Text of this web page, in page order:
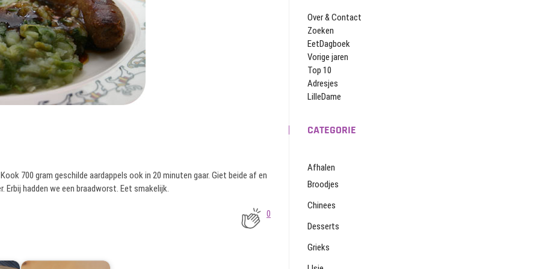
700 gram geschilde aardappels ook in 20 minuten gaar. Giet beide af en
hadden we een braadworst. Eet smakelijk.
0
Over & Contact
Zoeken
EetDagboek
Vorige jaren
Top 10
Adresjes
LilleDame
CATEGORIE
Afhalen
Broodjes
Chinees
Desserts
Grieks